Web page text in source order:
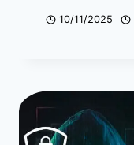
10/11/2025